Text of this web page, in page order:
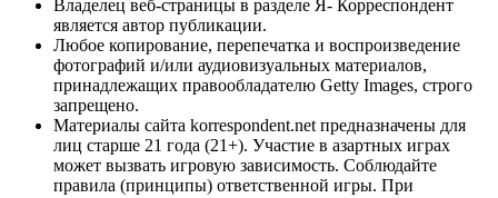
Владелец веб-страницы в разделе Я- Корреспондент
является автор публикации.
Любое копирование, перепечатка и воспроизведение
фотографий и/или аудиовизуальных материалов,
принадлежащих правообладателю Getty Images, строго
запрещено.
Материалы сайта korrespondent.net предназначены для
лиц старше 21 года (21+). Участие в азартных играх
может вызвать игровую зависимость. Соблюдайте
правила (принципы) ответственной игры. При